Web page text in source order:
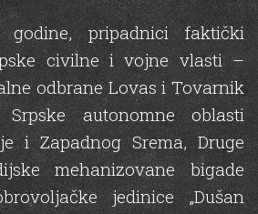
godine, pripadnici faktički
civilne i vojne vlasti –
odbrane Lovas i Tovarnik
Srpske autonomne oblasti
i Zapadnog Srema, Druge
mehanizovane bigade
jedinice „Dušan